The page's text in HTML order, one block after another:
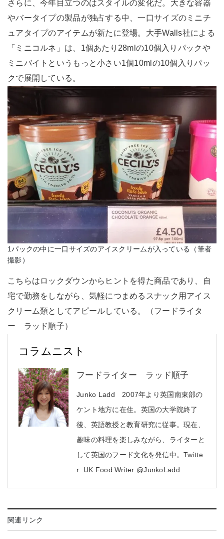
さらに、今年目立つのはスタイルの変化だ。大きな容器
やバータイプの製品が独占する中、一口サイズのミニチ
ュアタイプのアイテムが新たに登場。大手Walls社による
「ミニコルネ」は、1個あたり28mlの10個入りパックや
ミニバイトというもっと小さい1個10mlの10個入りパッ
クで展開している。
1パックの中に一口サイズのアイスクリームが入っている（筆者
撮影）
こちらはロックダウンからヒントを得た商品であり、自
宅で勤務をしながら、気軽につまめるスナック用アイス
クリーム類としてアピールしている。（フードライタ
ー ラッド順子）
コラムニスト
フードライター ラッド順子
Junko Ladd 2007年より英国南東部の
ケント地方に在住。英国の大学院終了
後、英語教授と教育研究に従事。現在、
趣味の料理を楽しみながら、ライターと
して英国のフード文化を発信中。Twitte
r: UK Food Writer @JunkoLadd
関連リンク